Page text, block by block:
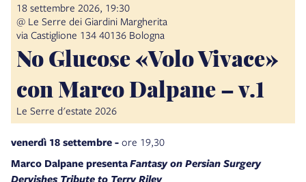
18 settembre 2026, 19:30
@ Le Serre dei Giardini Margherita
via Castiglione 134 40136 Bologna
No Glucose «Volo Vivace»
con Marco Dalpane – v.1
Le Serre d'estate 2026
venerdì 18 settembre - ore 19,30
Marco Dalpane presentaFantasy on Persian Surgery